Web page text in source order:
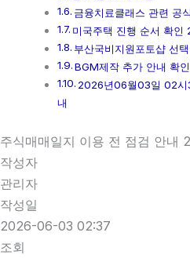
금융치료클래스 관련 공
미국주택 진행 순서 확
부산국비지원포토샵 선
BGM제작 추가 안내 확
2026년06월03일 02시
내
주식매매일지 이용 전 점검 안내
작성자
관리자
작성일
2026-06-03 02:37
조회